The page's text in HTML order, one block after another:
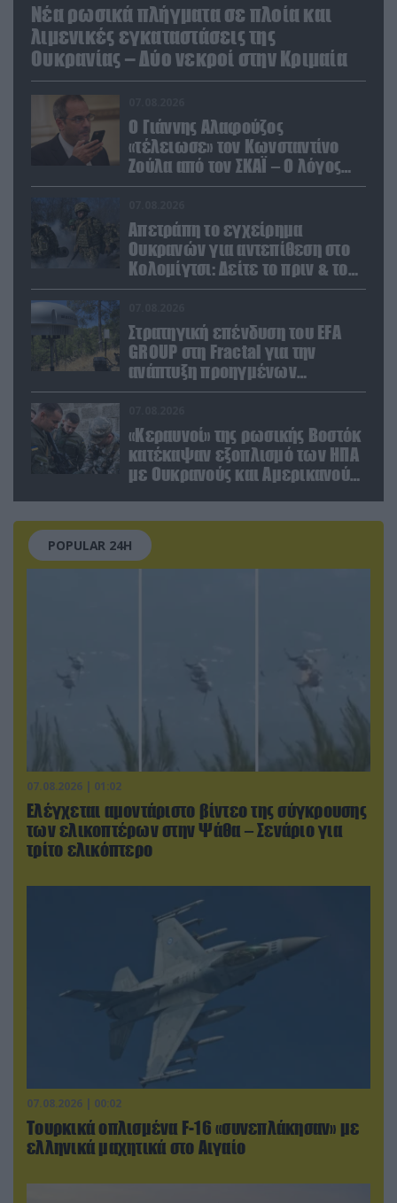
Νέα ρωσικά πλήγματα σε πλοία και
λιμενικές εγκαταστάσεις της
Ουκρανίας – Δύο νεκροί στην Κριμαία
Ο Γιάννης Αλαφούζος
«τέλειωσε» τον Κωνσταντίνο
Ζούλα από τον ΣΚΑΪ – Ο λόγος
της απομάκρυνσής του
Απετράπη το εγχείρημα
Ουκρανών για αντεπίθεση στο
Κολομίγτσι: Δείτε το πριν & το
μετά της προσπάθειάς τους
Στρατηγική επένδυση του EFA
GROUP στη Fractal για την
ανάπτυξη προηγμένων
αμυντικών τεχνολογιών σε
«Κεραυνοί» της ρωσικής Βοστόκ
κατέκαψαν εξοπλισμό των ΗΠΑ
με Ουκρανούς και Αμερικανούς
POPULAR 24H
07.08.2026 | 01:02
Ελέγχεται αμοντάριστο βίντεο της σύγκρουσης
των ελικοπτέρων στην Ψάθα – Σενάριο για
τρίτο ελικόπτερο
07.08.2026 | 00:02
Τουρκικά οπλισμένα F-16 «συνεπλάκησαν» με
ελληνικά μαχητικά στο Αιγαίο